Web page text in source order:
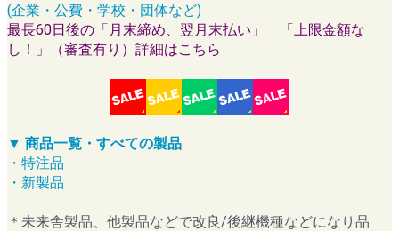
(企業・公費・学校・団体など)
最長60日後の「月末締め、翌月末払い」 「上限金額な
し！」（審査有り）詳細はこちら
▼ 商品一覧・すべての製品
・特注品
・新製品
＊未来舎製品、他製品などで改良/後継機種などになり品